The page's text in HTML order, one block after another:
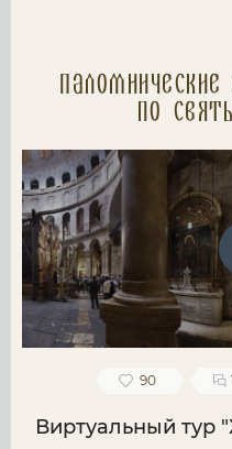
по
90
Виртуальный тур